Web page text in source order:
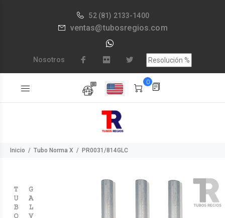
52 (81) 2133-1400
ventas@tubosregios.com
Nosotros
0
Inicio Tubo Norma X PR0031/814GLC